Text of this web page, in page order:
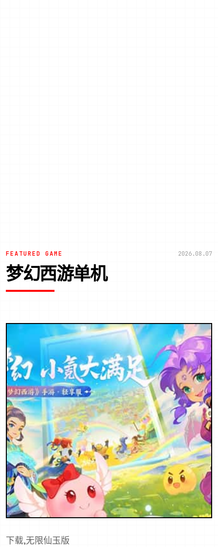
FEATURED GAME 2026.08.07
梦幻西游单机
下载,无限仙玉版